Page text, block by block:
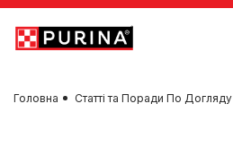
Skip to main content
Головна Статті та Поради По